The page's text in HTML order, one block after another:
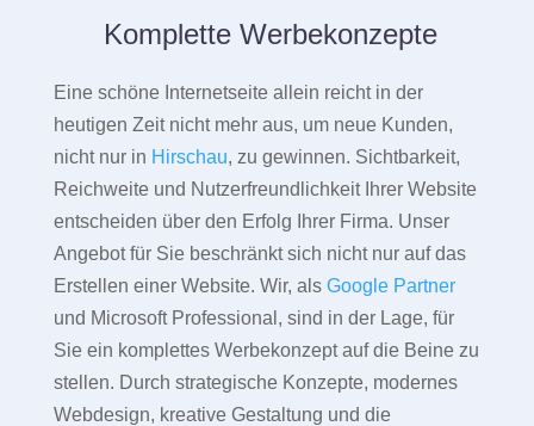
Komplette Werbekonzepte
Eine schöne Internetseite allein reicht in der
heutigen Zeit nicht mehr aus, um neue Kunden,
nicht nur in Hirschau, zu gewinnen. Sichtbarkeit,
Reichweite und Nutzerfreundlichkeit Ihrer Website
entscheiden über den Erfolg Ihrer Firma. Unser
Angebot für Sie beschränkt sich nicht nur auf das
Erstellen einer Website. Wir, als Google Partner
und Microsoft Professional, sind in der Lage, für
Sie ein komplettes Werbekonzept auf die Beine zu
stellen. Durch strategische Konzepte, modernes
Webdesign, kreative Gestaltung und die